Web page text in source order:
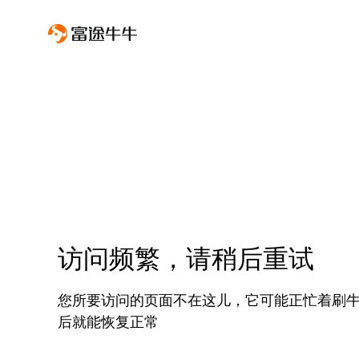
访问频繁，请稍后重试
您所要访问的页面不在这儿，它可能正忙着刷
后就能恢复正常